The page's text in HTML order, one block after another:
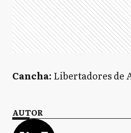
Cancha: Libertadores de
AUTOR